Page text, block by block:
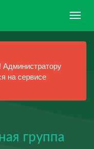
на сервисе
группа